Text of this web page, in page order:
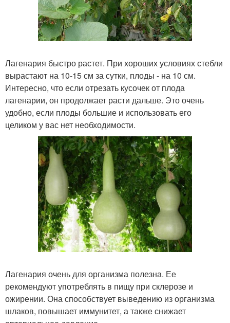
Лагенария быстро растет. При хороших условиях стебли
вырастают на 10-15 см за сутки, плоды - на 10 см.
Интересно, что если отрезать кусочек от плода
лагенарии, он продолжает расти дальше. Это очень
удобно, если плоды большие и использовать его
целиком у вас нет необходимости.
Лагенария очень для организма полезна. Ее
рекомендуют употреблять в пищу при склерозе и
ожирении. Она способствует выведению из организма
шлаков, повышает иммунитет, а также снижает